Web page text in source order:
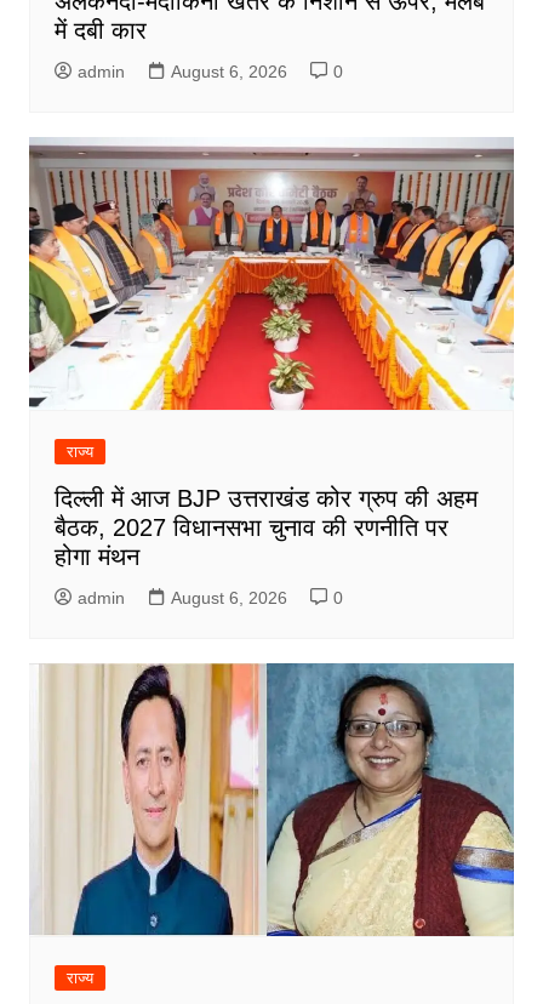
में दबी कार
admin August 6, 2026 0
राज्य
दिल्ली में आज BJP उत्तराखंड कोर ग्रुप की अहम
बैठक, 2027 विधानसभा चुनाव की रणनीति पर
होगा मंथन
admin August 6, 2026 0
राज्य